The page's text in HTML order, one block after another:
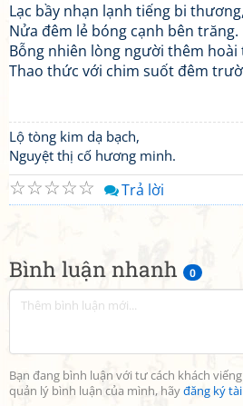
Bình luận nhanh 0
Bạn đang bình luận với tư cách khách
quản lý bình luận của mình, hãyđăng ký
Lạc bầy nhạn lạnh tiếng bi thương,
Nửa đêm lẻ bóng cạnh bên trăng.
Bỗng nhiên lòng người thêm hoài
Thao thức với chim suốt đêm
Lộ tòng kim dạ bạch,
Nguyệt thị cố hương minh.
☆
☆
☆
☆
☆ Trả lời